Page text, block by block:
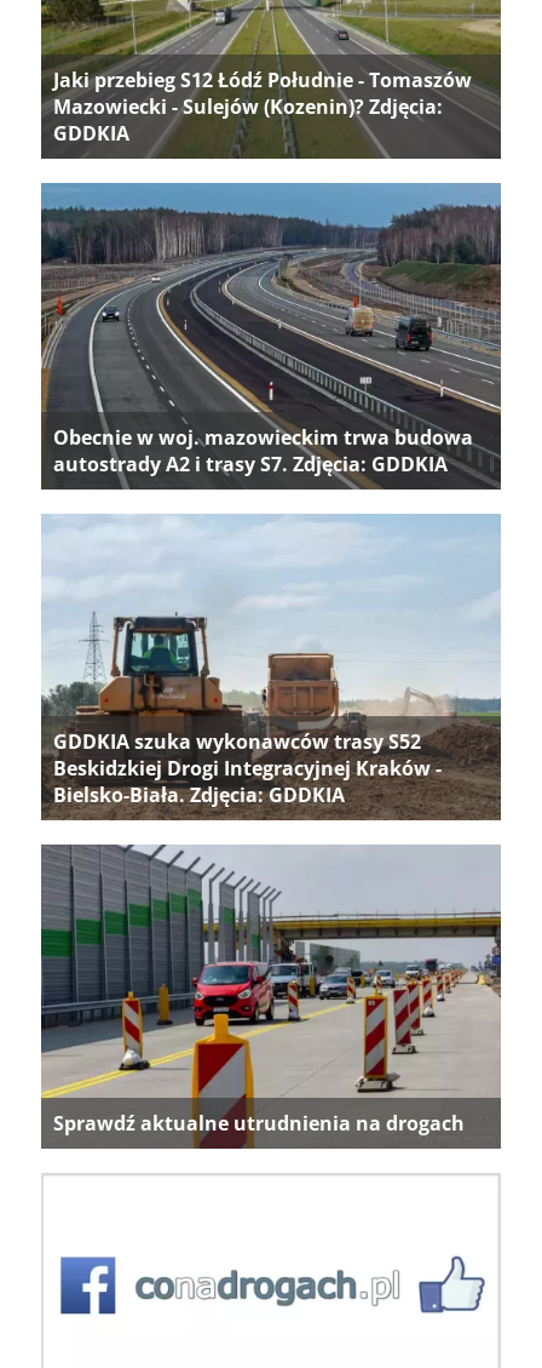
Jaki przebieg S12 Łódź Południe - Tomaszów
Mazowiecki - Sulejów (Kozenin)? Zdjęcia:
GDDKIA
Obecnie w woj. mazowieckim trwa budowa
autostrady A2 i trasy S7. Zdjęcia: GDDKIA
GDDKIA szuka wykonawców trasy S52
Beskidzkiej Drogi Integracyjnej Kraków -
Bielsko-Biała. Zdjęcia: GDDKIA
Sprawdź aktualne utrudnienia na drogach